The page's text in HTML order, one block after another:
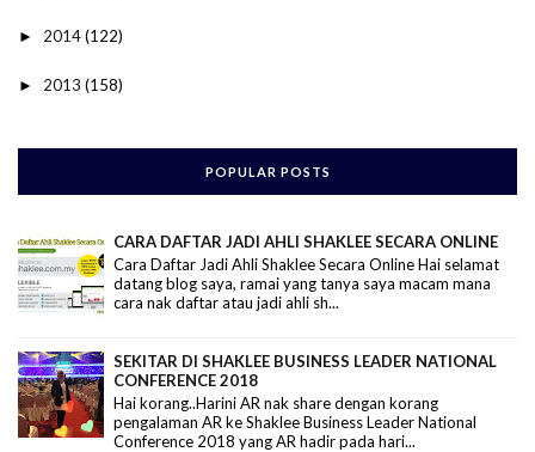
► 2014(122)
► 2013 (158)
POPULAR POSTS
CARA DAFTAR JADI AHLI SHAKLEE SECARA ONLINE
Cara Daftar Jadi Ahli Shaklee Secara Online Hai selamat
datang blog saya, ramai yang tanya saya macam mana
cara nak daftar atau jadi ahli sh...
SEKITAR DI SHAKLEE BUSINESS LEADER NATIONAL
CONFERENCE 2018
Hai korang..Harini AR nak share dengan korang
pengalaman AR ke Shaklee Business Leader National
Conference 2018 yang AR hadir pada hari...